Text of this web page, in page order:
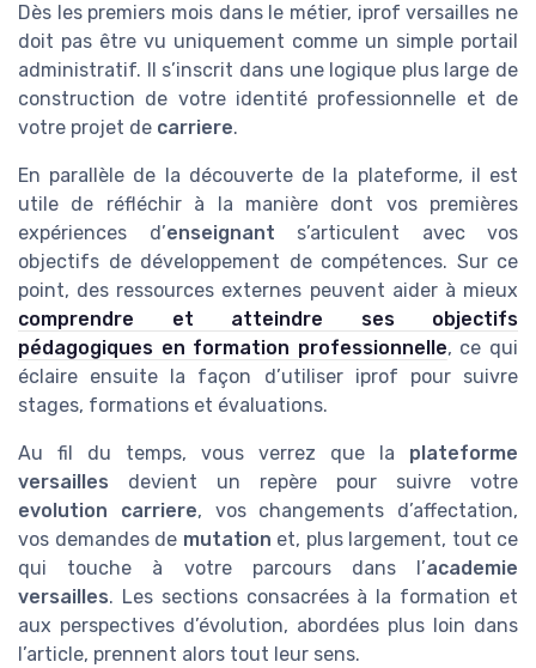
Dès les premiers mois dans le métier, iprof versailles ne
doit pas être vu uniquement comme un simple portail
administratif. Il s’inscrit dans une logique plus large de
construction de votre identité professionnelle et de
votre projet de carriere.
En parallèle de la découverte de la plateforme, il est
utile de réfléchir à la manière dont vos premières
expériences d’enseignant s’articulent avec vos
objectifs de développement de compétences. Sur ce
point, des ressources externes peuvent aider à mieux
comprendre et atteindre ses objectifs
pédagogiques en formation professionnelle, ce qui
éclaire ensuite la façon d’utiliser iprof pour suivre
stages, formations et évaluations.
Au fil du temps, vous verrez que la plateforme
versailles devient un repère pour suivre votre
evolution carriere, vos changements d’affectation,
vos demandes de mutation et, plus largement, tout ce
qui touche à votre parcours dans l’academie
versailles. Les sections consacrées à la formation et
aux perspectives d’évolution, abordées plus loin dans
l’article, prennent alors tout leur sens.